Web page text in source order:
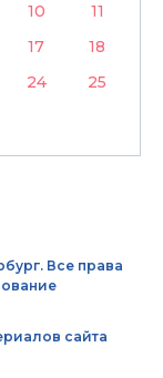
10
11
17
18
24
25
Все права
сайта